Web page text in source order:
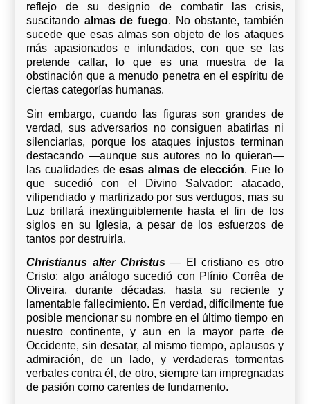
reflejo de su designio de combatir las crisis,
suscitando almas de fuego. No obstante, también
sucede que esas almas son objeto de los ataques
más apasionados e infundados, con que se las
pretende callar, lo que es una muestra de la
obstinación que a menudo penetra en el espíritu de
ciertas categorías humanas.
Sin embargo, cuando las figuras son grandes de
verdad, sus adversarios no consiguen abatirlas ni
silenciarlas, porque los ataques injustos terminan
destacando —aunque sus autores no lo quieran—
las cualidades deesas almas de elección. Fue lo
que sucedió con el Divino Salvador: atacado,
vilipendiado y martirizado por sus verdugos, mas su
Luz brillará inextinguiblemente hasta el fin de los
siglos en su Iglesia, a pesar de los esfuerzos de
tantos por destruirla.
Christianus alter Christus— El cristiano es otro
Cristo: algo análogo sucedió con Plínio Corrêa de
Oliveira, durante décadas, hasta su reciente y
lamentable fallecimiento. En verdad, difícilmente fue
posible mencionar su nombre en el último tiempo en
nuestro continente, y aun en la mayor parte de
Occidente, sin desatar, al mismo tiempo, aplausos y
admiración, de un lado, y verdaderas tormentas
verbales contra él, de otro, siempre tan impregnadas
de pasión como carentes de fundamento.